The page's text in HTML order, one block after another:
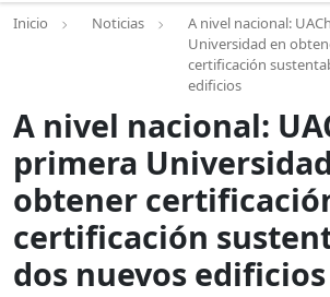
Inicio Noticias
A nivel nacional:
Universidad en
certificación
edificios
A nivel nacional:
primera
obtener
certificación
dos nuevos edificios